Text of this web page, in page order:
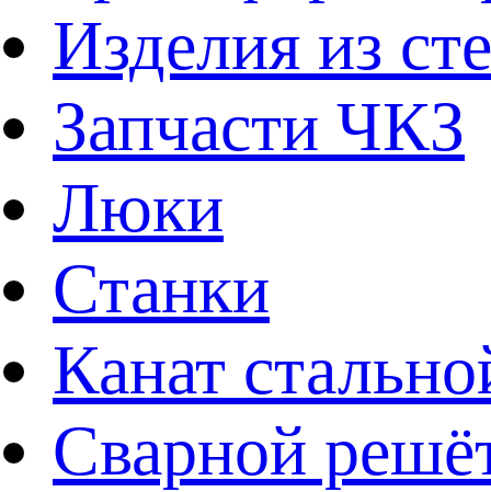
Изделия из
Запчасти ЧКЗ
Люки
Станки
Канат
Сварной